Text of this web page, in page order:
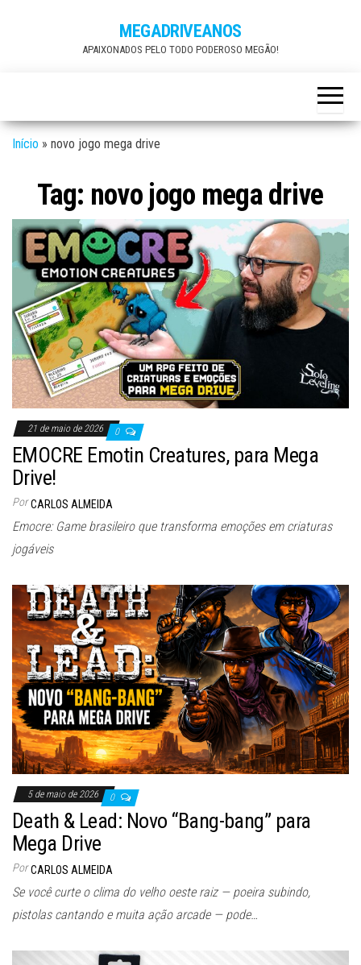
MEGADRIVEANOS
APAIXONADOS PELO TODO PODEROSO MEGÃO!
Início » novo jogo mega drive
Tag: novo jogo mega drive
21 de maio de 2026 0
EMOCRE Emotin Creatures, para Mega
Drive!
Por CARLOS ALMEIDA
Emocre: Game brasileiro que transforma emoções em criaturas
jogáveis
5 de maio de 2026 0
Death & Lead: Novo “Bang-bang” para
Mega Drive
Por CARLOS ALMEIDA
Se você curte o clima do velho oeste raiz — poeira subindo,
pistolas cantando e muita ação arcade — pode…